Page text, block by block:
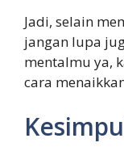
Jadi, selain
jangan lupa
mentalmu ya,
cara